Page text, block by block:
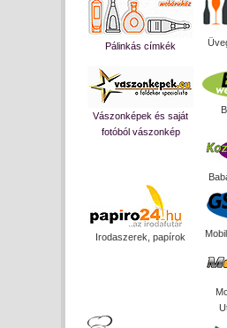
Pálinkás címkék
Vászonképek és saját
fotóból vászonkép
Irodaszerek, papírok